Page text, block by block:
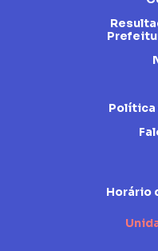
Política
Horário